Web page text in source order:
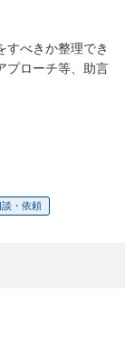
すべきか整理でき
プローチ等、助言
・依頼